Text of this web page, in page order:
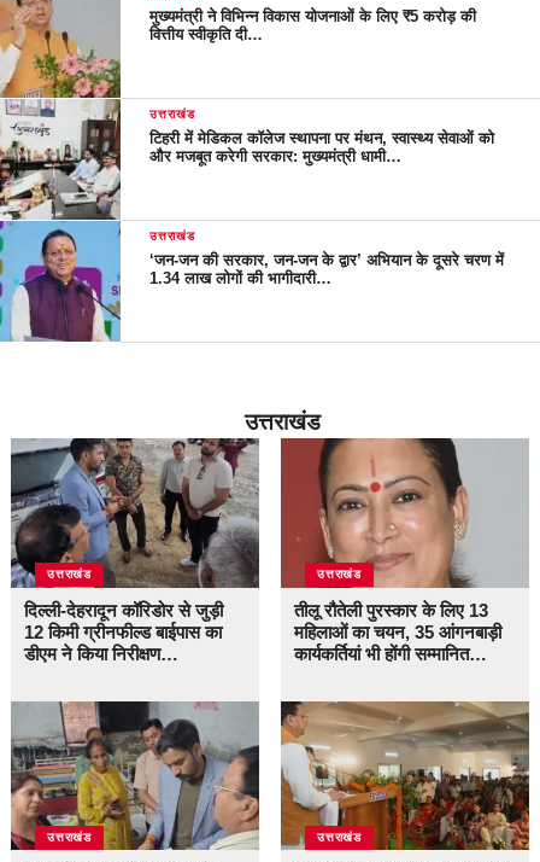
मुख्यमंत्री ने विभिन्न विकास योजनाओं के लिए ₹5 करोड़ की
वित्तीय स्वीकृति दी…
उत्तराखंड
टिहरी में मेडिकल कॉलेज स्थापना पर मंथन, स्वास्थ्य सेवाओं को
और मजबूत करेगी सरकार: मुख्यमंत्री धामी…
उत्तराखंड
‘जन-जन की सरकार, जन-जन के द्वार’ अभियान के दूसरे चरण में
1.34 लाख लोगों की भागीदारी…
उत्तराखंड
उत्तराखंड
दिल्ली-देहरादून कॉरिडोर से जुड़ी
12 किमी ग्रीनफील्ड बाईपास का
डीएम ने किया निरीक्षण…
उत्तराखंड
उत्तराखंड
तीलू रौतेली पुरस्कार के लिए 13
महिलाओं का चयन, 35 आंगनबाड़ी
कार्यकर्तियां भी होंगी सम्मानित…
उत्तराखंड